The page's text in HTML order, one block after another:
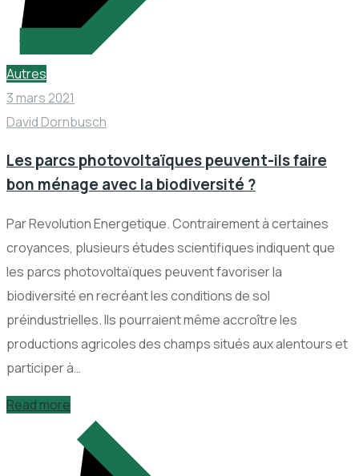
Autres
3 mars 2021
David Dornbusch
Les parcs photovoltaïques peuvent-ils faire
bon ménage avec la biodiversité ?
Par Revolution Energetique. Contrairement à certaines
croyances, plusieurs études scientifiques indiquent que
les parcs photovoltaïques peuvent favoriser la
biodiversité en recréant les conditions de sol
préindustrielles. Ils pourraient même accroître les
productions agricoles des champs situés aux alentours et
participer à…
Read more